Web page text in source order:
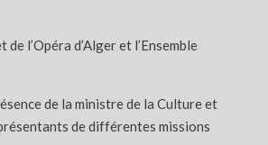
l’Opéra d’Alger et l’Ensemble
de la ministre de la Culture et
de différentes missions